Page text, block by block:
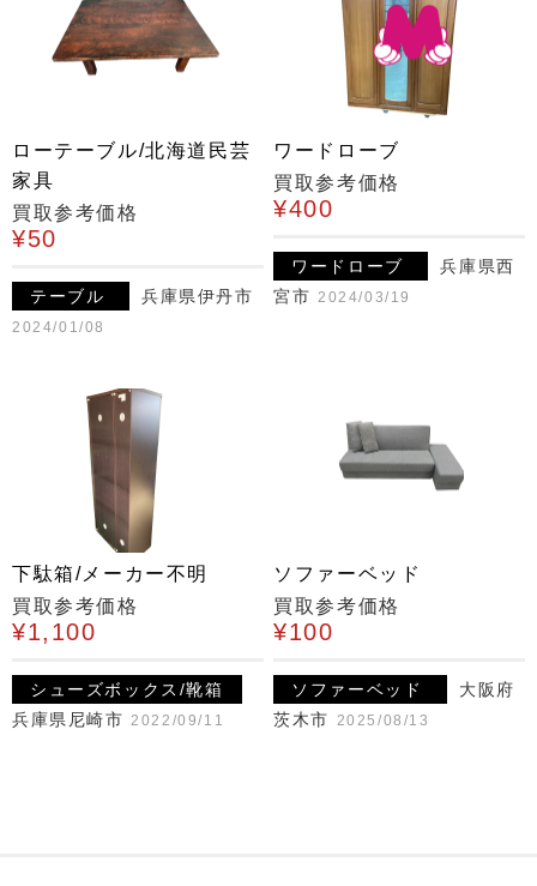
ローテーブル/北海道民芸
家具
買取参考価格
¥50
テーブル 兵庫県伊丹市
2024/01/08
ワードローブ
買取参考価格
¥400
ワードローブ
兵庫県西
宮市 2024/03/19
下駄箱/メーカー不明
買取参考価格
¥1,100
シューズボックス/靴箱
兵庫県尼崎市 2022/09/11
ソファーベッド
買取参考価格
¥100
ソファーベッド
大阪府
茨木市 2025/08/13